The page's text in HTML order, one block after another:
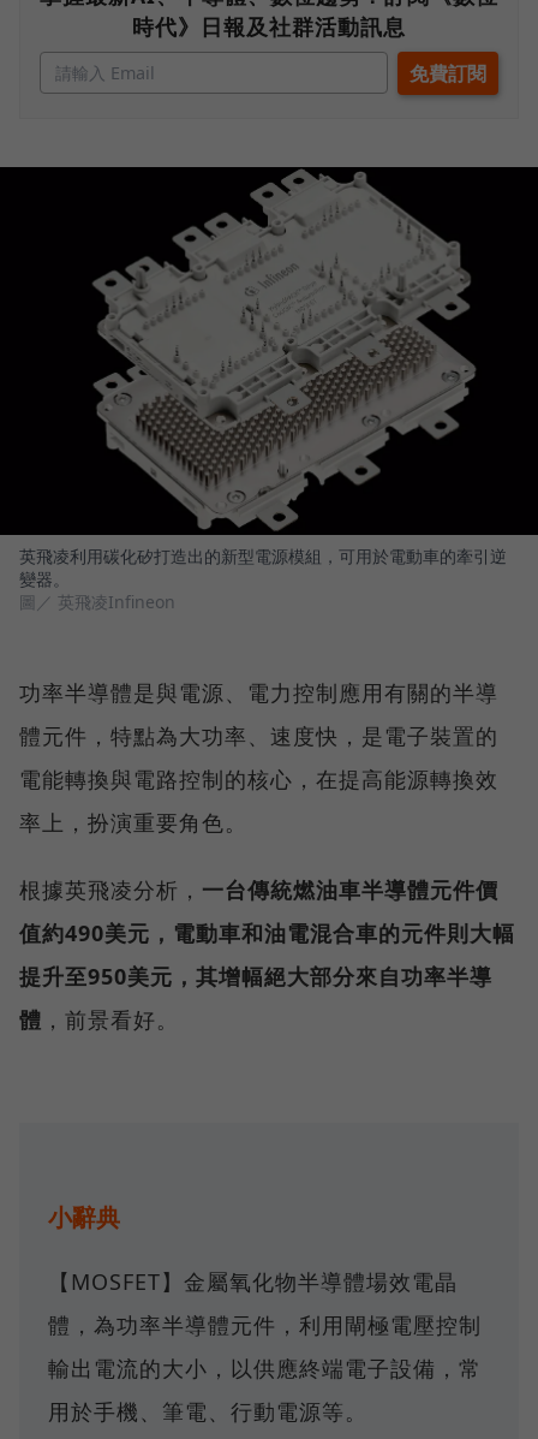
時代》日報及社群活動訊息
英飛凌利用碳化矽打造出的新型電源模組，可用於電動車的牽引逆
變器。
圖／ 英飛凌Infineon
功率半導體是與電源、電力控制應用有關的半導
體元件，特點為大功率、速度快，是電子裝置的
電能轉換與電路控制的核心，在提高能源轉換效
率上，扮演重要角色。
根據英飛凌分析， 一台傳統燃油車半導體元件價
值約490美元，電動車和油電混合車的元件則大幅
提升至950美元，其增幅絕大部分來自功率半導
體 ，前景看好。
小辭典
【MOSFET】金屬氧化物半導體場效電晶
體，為功率半導體元件，利用閘極電壓控制
輸出電流的大小，以供應終端電子設備，常
用於手機、筆電、行動電源等。